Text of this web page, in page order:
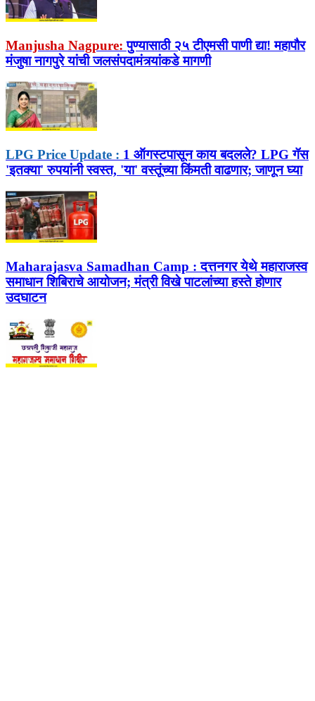
Manjusha Nagpure: पुण्यासाठी २५ टीएमसी पाणी द्या! महापौर
मंजुषा नागपुरे यांची जलसंपदामंत्र्यांकडे मागणी
LPG Price Update : 1 ऑगस्टपासून काय बदलले? LPG गॅस
'इतक्या' रुपयांनी स्वस्त, 'या' वस्तूंच्या किंमती वाढणार; जाणून घ्या
Maharajasva Samadhan Camp : दत्तनगर येथे महाराजस्व
समाधान शिबिराचे आयोजन; मंत्री विखे पाटलांच्या हस्ते होणार
उदघाटन